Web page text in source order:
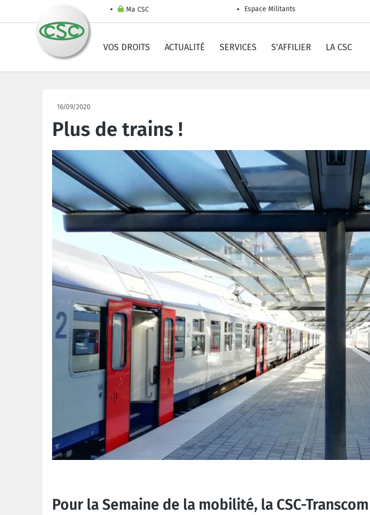
Ma CSC Espace Militants
VOS DROITS ACTUALITÉ SERVICES S'AFFILIER LA CSC
16/09/2020
Plus de trains !
Pour la Semaine de la mobilité, la CSC-